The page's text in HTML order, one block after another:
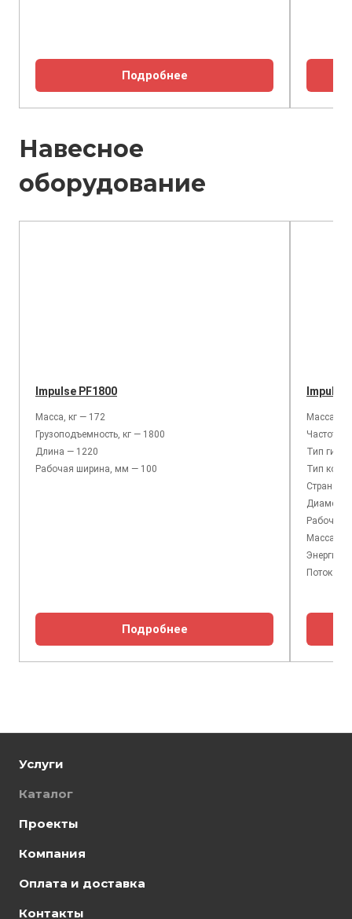
Подробнее
Навесное
оборудование
Impulse PF1800
Масса, кг — 172
Грузоподъемность, кг — 1800
Длина — 1220
Рабочая ширина, мм — 100
Подробнее
Масса, кг
Частота
Тип
Тип
Страна
Диаметр
Рабочее
Масса
Энергия
Поток
Услуги
Каталог
Проекты
Компания
Оплата и доставка
Контакты